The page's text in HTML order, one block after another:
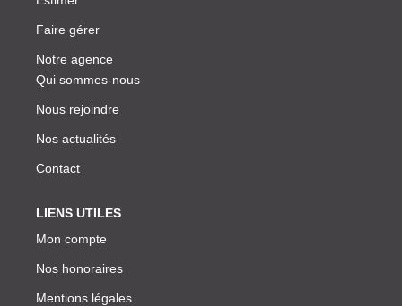
Faire gérer
Notre agence
Qui sommes-nous
Nous rejoindre
Nos actualités
Contact
LIENS UTILES
Mon compte
Nos honoraires
Mentions légales